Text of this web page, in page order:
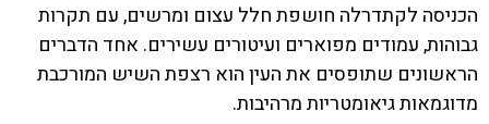
הכניסה לקתדרלה חושפת חלל עצום ומרשים, עם תקרות
גבוהות, עמודים מפוארים ועיטורים עשירים. אחד הדברים
הראשונים שתופסים את העין הוא רצפת השיש המורכבת
מדוגמאות גיאומטריות מרהיבות.